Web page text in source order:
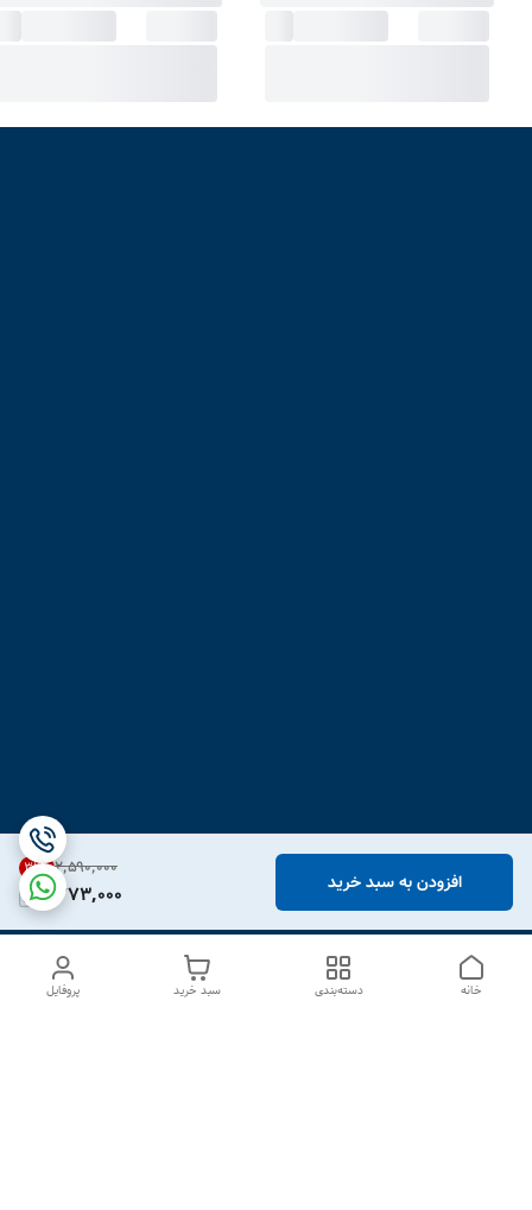
۲٬۵۹۰٬۰۰۰ 31%
1,773,000 افزودن به سبد خرید
پروفایل سبد خرید دسته‌بندی خانه